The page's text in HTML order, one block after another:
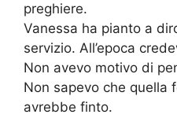
preghiere.
Vanessa ha pianto a
servizio. All’epoca
Non avevo motivo di
Non sapevo che quella
avrebbe finto.